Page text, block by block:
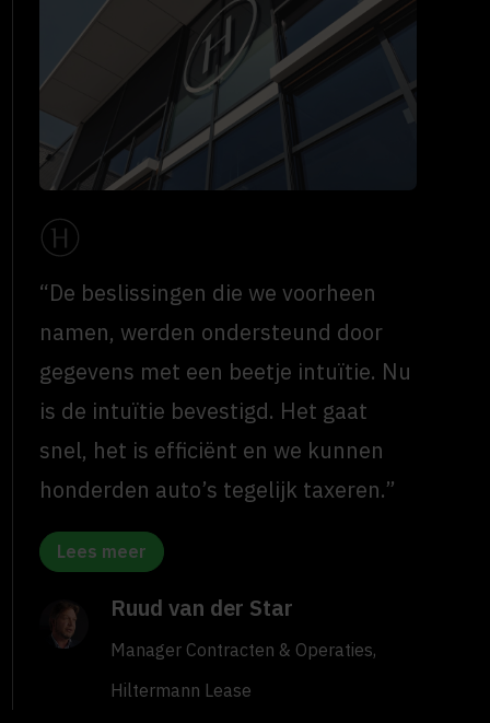
“De beslissingen die we voorheen
namen, werden ondersteund door
gegevens met een beetje intuïtie. Nu
is de intuïtie bevestigd. Het gaat
snel, het is efficiënt en we kunnen
honderden auto’s tegelijk taxeren.”
Lees meer
Ruud van der Star
Manager Contracten & Operaties,
Hiltermann Lease